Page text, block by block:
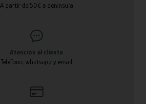
A partir de 50€ a península
Atención al cliente
Teléfono, whatsapp y email